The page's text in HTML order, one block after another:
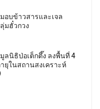
อบข้าวสารและเจล
มฮั๋วกวง
ลนิธิป่อเต็กตึ๊ง ลงพื้นที่ 4
ยุในสถานสงเคราะห์